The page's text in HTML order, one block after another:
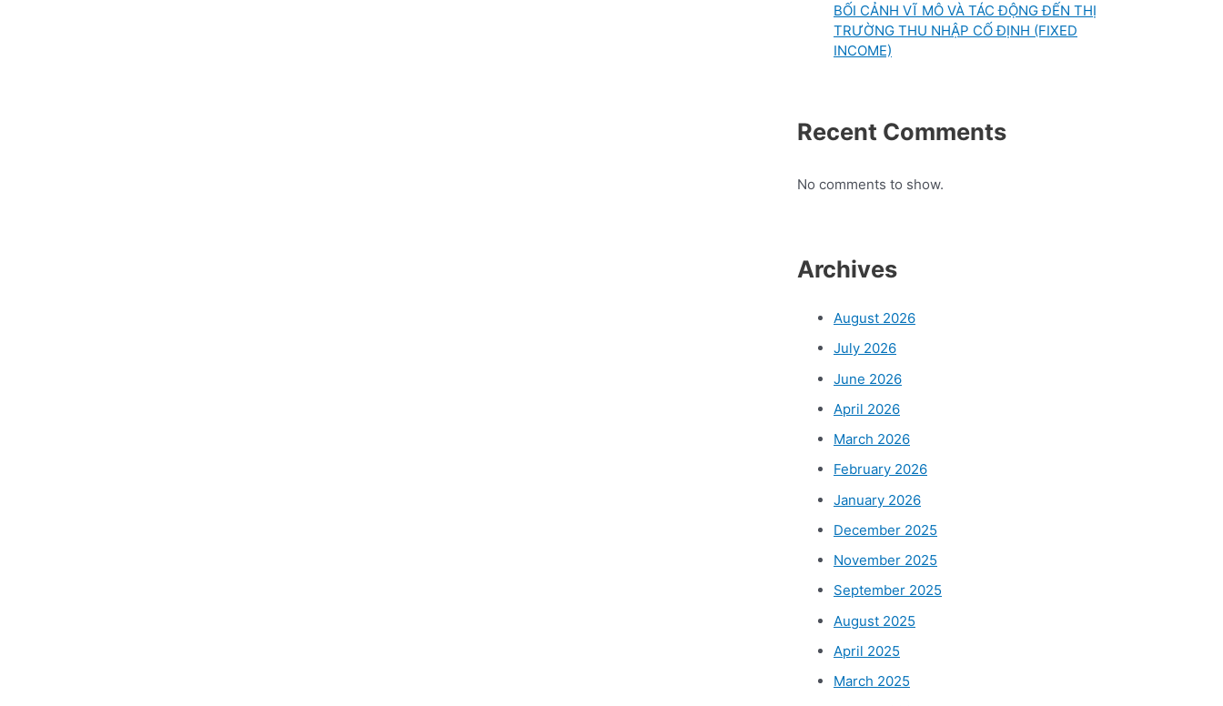
BỐI CẢNH VĨ MÔ VÀ TÁC ĐỘNG ĐẾN THỊ
TRƯỜNG THU NHẬP CỐ ĐỊNH (FIXED
INCOME)
Recent Comments
No comments to show.
Archives
August 2026
July 2026
June 2026
April 2026
March 2026
February 2026
January 2026
December 2025
November 2025
September 2025
August 2025
April 2025
March 2025